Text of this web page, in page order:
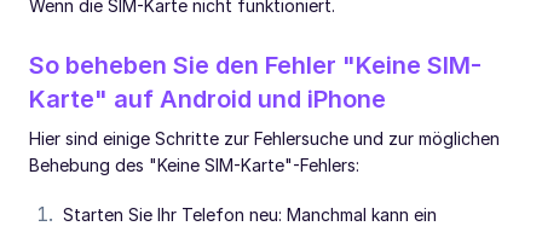
Wenn die SIM-Karte nicht funktioniert.
So beheben Sie den Fehler "Keine SIM-
Karte" auf Android und iPhone
Hier sind einige Schritte zur Fehlersuche und zur möglichen
Behebung des "Keine SIM-Karte"-Fehlers:
Starten Sie Ihr Telefon neu: Manchmal kann ein